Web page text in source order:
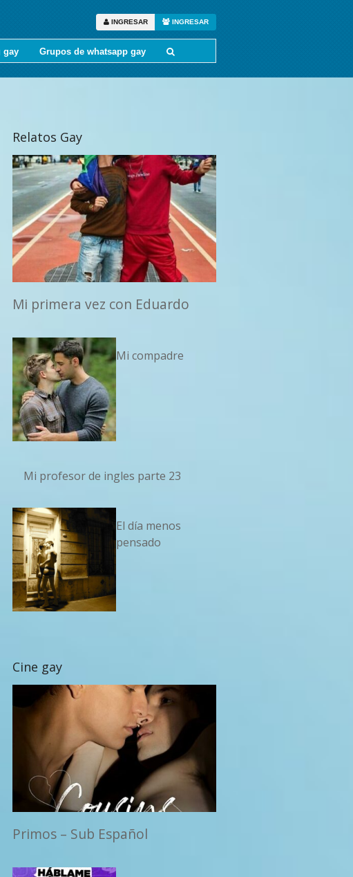
INGRESAR INGRESAR
gay Grupos de whatsapp gay
Relatos Gay
Mi primera vez con Eduardo
Mi compadre
Mi profesor de ingles parte 23
El día menos
pensado
Cine gay
Primos – Sub Español